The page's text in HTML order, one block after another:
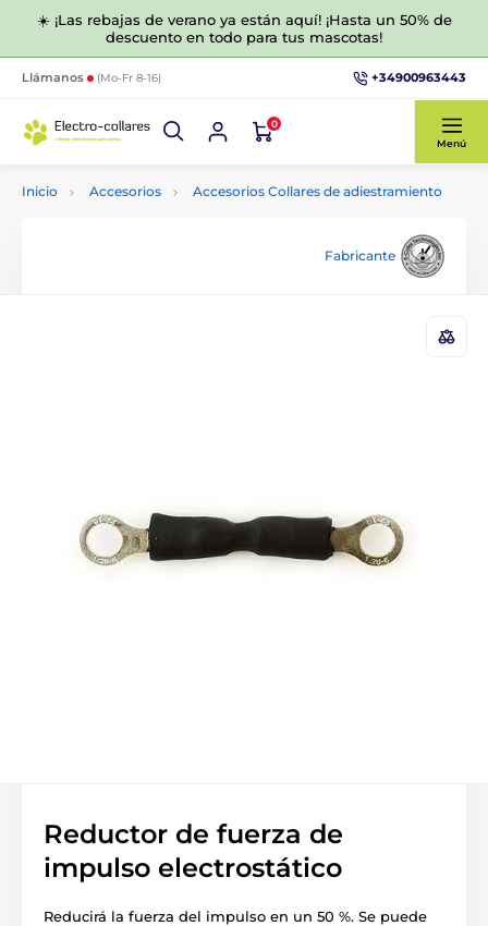
☀️ ¡Las rebajas de verano ya están aquí! ¡Hasta un 50% de
descuento en todo para tus mascotas!
Llámanos (Mo-Fr 8-16) +34900963443
0
Menú
Inicio Accesorios Accesorios Collares de adiestramiento
Fabricante
Reductor de fuerza de
impulso electrostático
Reducirá la fuerza del impulso en un 50 %. Se puede